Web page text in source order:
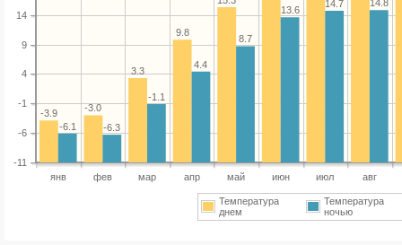
янв фев мар апр май июн июл авг
-11
-6
-1
4
9
14
9.8
3.3
-3.0
-3.9
14.8
14.7
13.6
8.7
4.4
-1.1
-6.3
-6.1
Температура
днем
Температура
ночью